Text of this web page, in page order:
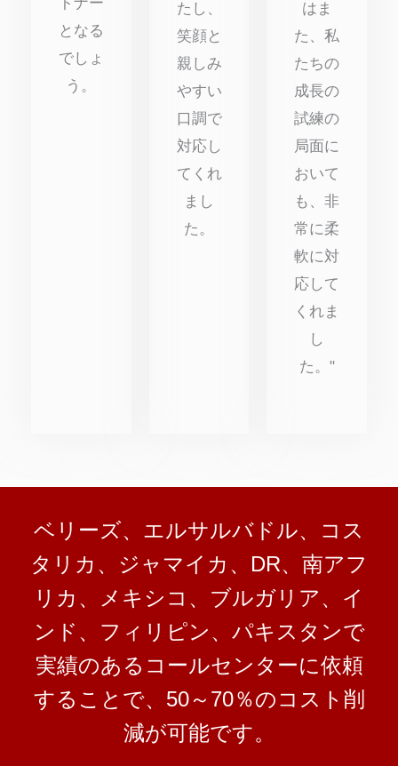
となる
でしょ
う。
たし、
笑顔と
親しみ
やすい
口調で
対応し
てくれ
まし
た。
はま
た、私
たちの
成長の
試練の
局面に
おいて
も、非
常に柔
軟に対
応して
くれま
し
た。"
ベリーズ、エルサルバドル、コス
タリカ、ジャマイカ、DR、南アフ
リカ、メキシコ、ブルガリア、イ
ンド、フィリピン、パキスタンで
実績のあるコールセンターに依頼
することで、50～70％のコスト削
減が可能です。